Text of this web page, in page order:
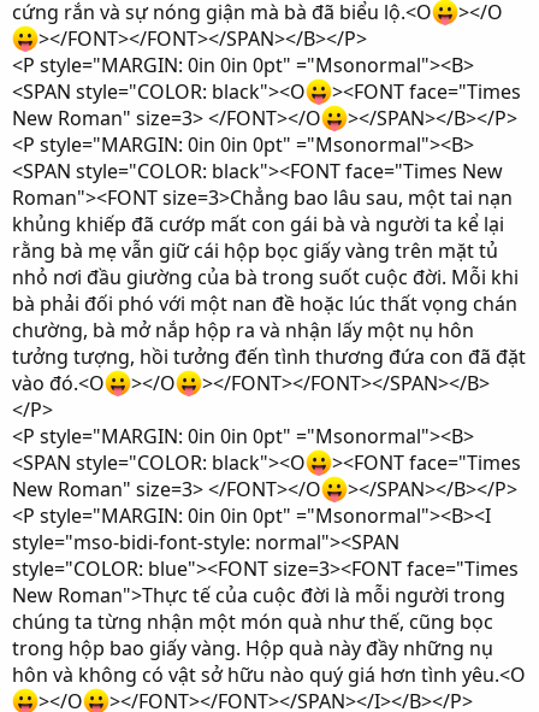
cứng rắn và sự nóng giận mà bà đã biểu lộ.<O
></O
></FONT></FONT></SPAN></B></P>
<P style="MARGIN: 0in 0in 0pt" ="Msonormal"><B>
<SPAN style="COLOR: black"><O
><FONT face="Times
New Roman" size=3> </FONT></O
></SPAN></B></P>
<P style="MARGIN: 0in 0in 0pt" ="Msonormal"><B>
<SPAN style="COLOR: black"><FONT face="Times New
Roman"><FONT size=3>Chẳng bao lâu sau, một tai nạn
khủng khiếp đã cướp mất con gái bà và người ta kể lại
rằng bà mẹ vẫn giữ cái hộp bọc giấy vàng trên mặt tủ
nhỏ nơi đầu giường của bà trong suốt cuộc đời. Mỗi khi
bà phải đối phó với một nan đề hoặc lúc thất vọng chán
chường, bà mở nắp hộp ra và nhận lấy một nụ hôn
tưởng tượng, hồi tưởng đến tình thương đứa con đã đặt
vào đó.<O
></O
></FONT></FONT></SPAN></B>
</P>
<P style="MARGIN: 0in 0in 0pt" ="Msonormal"><B>
<SPAN style="COLOR: black"><O
><FONT face="Times
New Roman" size=3> </FONT></O
></SPAN></B></P>
<P style="MARGIN: 0in 0in 0pt" ="Msonormal"><B><I
style="mso-bidi-font-style: normal"><SPAN
style="COLOR: blue"><FONT size=3><FONT face="Times
New Roman">Thực tế của cuộc đời là mỗi người trong
chúng ta từng nhận một món quà như thế, cũng bọc
trong hộp bao giấy vàng. Hộp quà này đầy những nụ
hôn và không có vật sở hữu nào quý giá hơn tình yêu.<O
></O
></FONT></FONT></SPAN></I></B></P>